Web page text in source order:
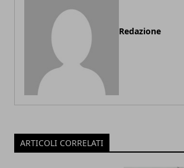
Redazione
ARTICOLI CORRELATI